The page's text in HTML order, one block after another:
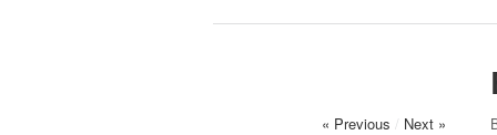
« Previous / Next »